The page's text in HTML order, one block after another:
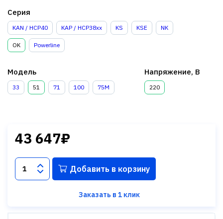
Серия
KAN / HCP40 KAP / HCP38xx KS KSE NK
OK Powerline
Модель
33 51 71 100 75М
Напряжение, В
220
43 647₽
Добавить в корзину
Заказать в 1 клик